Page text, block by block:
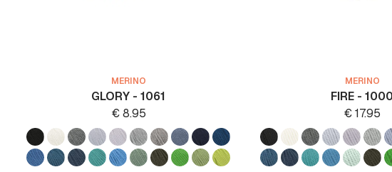
MERINO
GLORY - 1061
€8.95
MERINO
FIRE - 1000
€17.95